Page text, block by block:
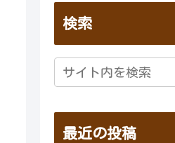
検索
最近の投稿